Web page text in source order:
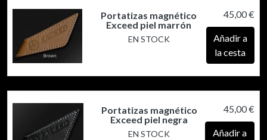
Portatizas magnético
Exceed piel marrón
EN STOCK
45,00 €
Añadir a
la cesta
Portatizas magnético
Exceed piel negra
EN STOCK
45,00 €
Añadir a